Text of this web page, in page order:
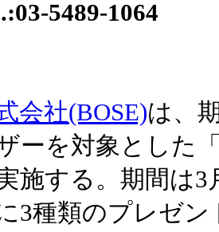
1064
会社(BOSE)は、
ーを対象とした
施する。期間は3
3種類のプレゼ